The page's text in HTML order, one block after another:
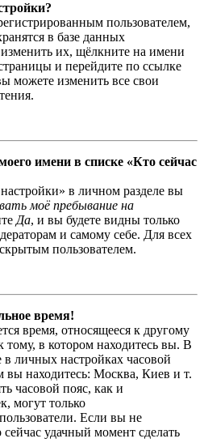
пользователем,
в базе данных
их, щёлкните на имени
и перейдите по ссылке
можете изменить все свои
имени в списке «Кто сейчас
в личном разделе вы
моё пребывание на
Да, и вы будете видны только
и самому себе. Для всех
пользователем.
время!
время, относящееся к другому
тому, в котором находитесь вы. В
в личных настройках часовой
вы находитесь: Москва, Киев и т.
часовой пояс, как и
могут только
Если вы не
сейчас удачный момент сделать